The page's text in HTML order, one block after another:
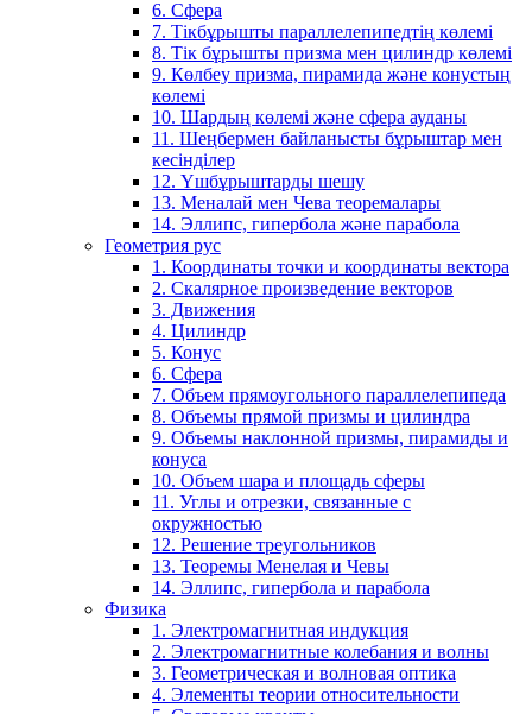
6. Сфера
7. Тікбұрышты параллелепипедтің көлемі
8. Тік бұрышты призма мен цилиндр көлемі
9. Көлбеу призма, пирамида және конустың
көлемі
10. Шардың көлемі және сфера ауданы
11. Шеңбермен байланысты бұрыштар мен
кесінділер
12. Үшбұрыштарды шешу
13. Меналай мен Чева теоремалары
14. Эллипс, гипербола және парабола
Геометрия рус
1. Координаты точки и координаты вектора
2. Скалярное произведение векторов
3. Движения
4. Цилиндр
5. Конус
6. Сфера
7. Объем прямоугольного параллелепипеда
8. Объемы прямой призмы и цилиндра
9. Объемы наклонной призмы, пирамиды и
конуса
10. Объем шара и площадь сферы
11. Углы и отрезки, связанные с
окружностью
12. Решение треугольников
13. Теоремы Менелая и Чевы
14. Эллипс, гипербола и парабола
Физика
1. Электромагнитная индукция
2. Электромагнитные колебания и волны
3. Геометрическая и волновая оптика
4. Элементы теории относительности